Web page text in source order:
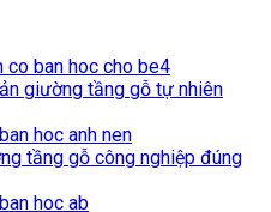
giường tầng gỗ tự nhiên
tầng gỗ công nghiệp đúng